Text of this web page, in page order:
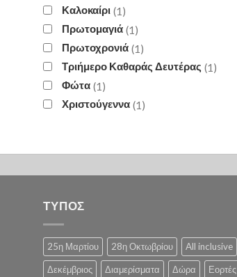
Καλοκαίρι 1
Πρωτομαγιά 1
Πρωτοχρονιά 1
Τριήμερο Καθαράς Δευτέρας 1
Φώτα 1
Χριστούγεννα 1
ΤΥΠΟΣ
25η Μαρτίου 28η Οκτωβρίου All inclusive
Δεκέμβριος Διαμερίσματα Δώρα Εορτές